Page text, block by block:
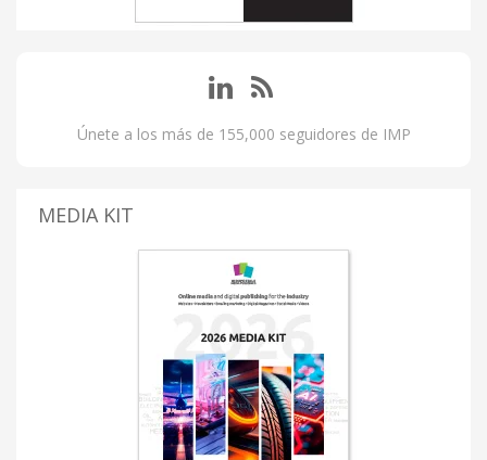
Únete a los más de 155,000 seguidores de IMP
MEDIA KIT